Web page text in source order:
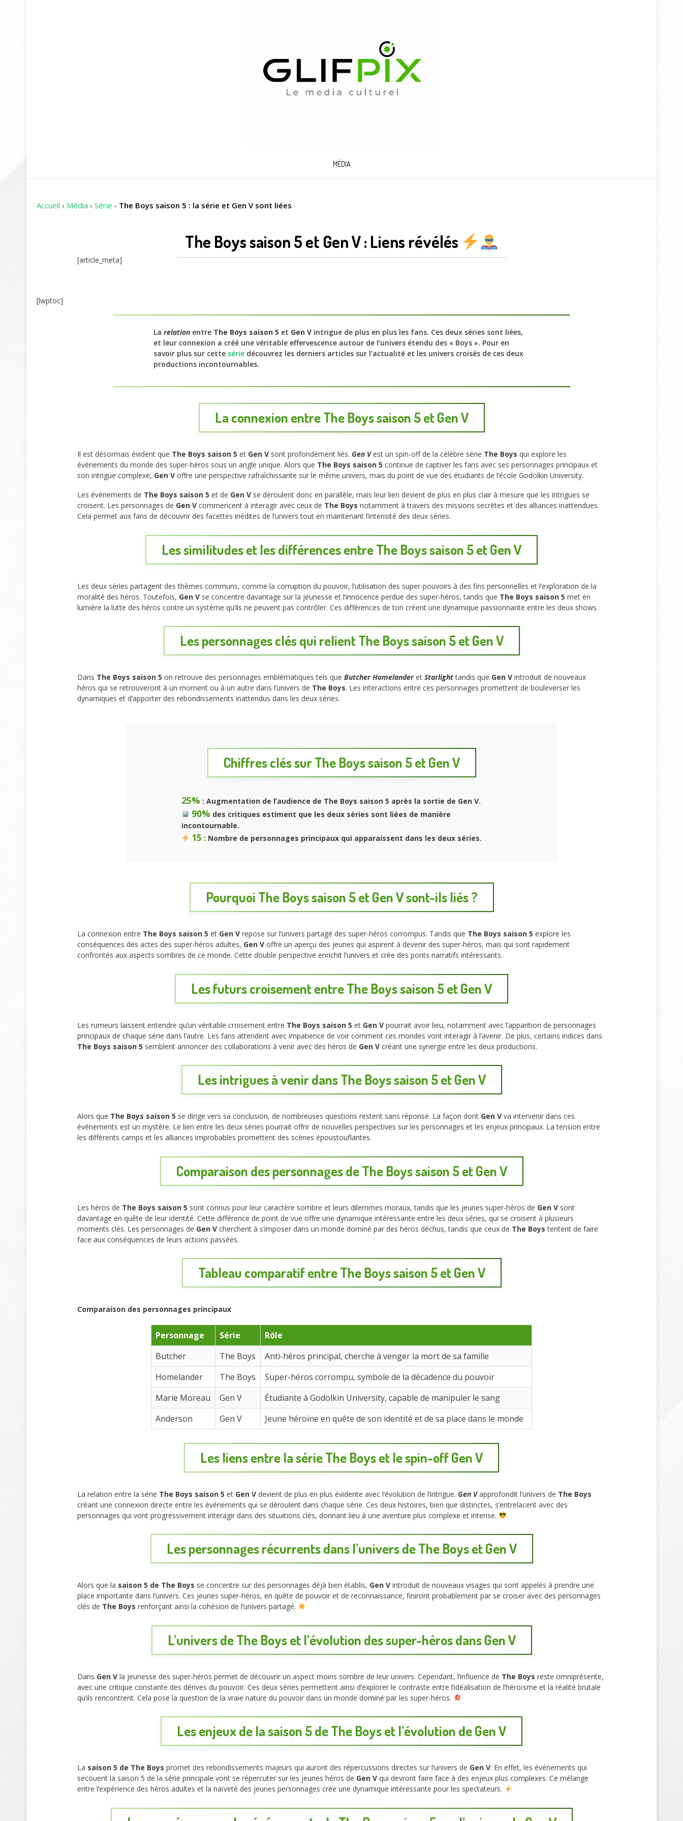
MÉDIA
Accueil › Média › Série › The Boys saison 5 : la série et Gen V sont liées
The Boys saison 5 et Gen V : Liens révélés
[article_meta]
[lwptoc]
La relation entre The Boys saison 5 et Gen V intrigue de plus en plus les fans. Ces deux séries sont liées,
et leur connexion a créé une véritable effervescence autour de l’univers étendu des « Boys ». Pour en
savoir plus sur cette série découvrez les derniers articles sur l’actualité et les univers croisés de ces deux
productions incontournables.
La connexion entre The Boys saison 5 et Gen V
Il est désormais évident que The Boys saison 5 et Gen V sont profondément liés. Gen Vest un spin-off de la célèbre série The Boys qui explore les
événements du monde des super-héros sous un angle unique. Alors que The Boys saison 5 continue de captiver les fans avec ses personnages principaux et
son intrigue complexe, Gen V offre une perspective rafraîchissante sur le même univers, mais du point de vue des étudiants de l’école Godolkin University.
Les événements de The Boys saison 5 et de Gen V se déroulent donc en parallèle, mais leur lien devient de plus en plus clair à mesure que les intrigues se
croisent. Les personnages de Gen V commencent à interagir avec ceux de The Boys notamment à travers des missions secrètes et des alliances inattendues.
Cela permet aux fans de découvrir des facettes inédites de l’univers tout en maintenant l’intensité des deux séries.
Les similitudes et les différences entre The Boys saison 5 et Gen V
Les deux séries partagent des thèmes communs, comme la corruption du pouvoir, l’utilisation des super-pouvoirs à des fins personnelles et l’exploration de la
moralité des héros. Toutefois, Gen V se concentre davantage sur la jeunesse et l’innocence perdue des super-héros, tandis que The Boys saison 5 met en
lumière la lutte des héros contre un système qu’ils ne peuvent pas contrôler. Ces différences de ton créent une dynamique passionnante entre les deux shows.
Les personnages clés qui relient The Boys saison 5 et Gen V
Dans The Boys saison 5 on retrouve des personnages emblématiques tels que Butcher Homelanderet Starlighttandis que Gen V introduit de nouveaux
héros qui se retrouveront à un moment ou à un autre dans l’univers de The Boys. Les interactions entre ces personnages promettent de bouleverser les
dynamiques et d’apporter des rebondissements inattendus dans les deux séries.
Chiffres clés sur The Boys saison 5 et Gen V
25% : Augmentation de l’audience de The Boys saison 5 après la sortie de Gen V.
90% des critiques estiment que les deux séries sont liées de manière
incontournable.
15 : Nombre de personnages principaux qui apparaissent dans les deux séries.
Pourquoi The Boys saison 5 et Gen V sont-ils liés ?
La connexion entre The Boys saison 5 et Gen V repose sur l’univers partagé des super-héros corrompus. Tandis que The Boys saison 5 explore les
conséquences des actes des super-héros adultes, Gen V offre un aperçu des jeunes qui aspirent à devenir des super-héros, mais qui sont rapidement
confrontés aux aspects sombres de ce monde. Cette double perspective enrichit l’univers et crée des ponts narratifs intéressants.
Les futurs croisement entre The Boys saison 5 et Gen V
Les rumeurs laissent entendre qu’un véritable croisement entre The Boys saison 5 et Gen V pourrait avoir lieu, notamment avec l’apparition de personnages
principaux de chaque série dans l’autre. Les fans attendent avec impatience de voir comment ces mondes vont interagir à l’avenir. De plus, certains indices dans
The Boys saison 5 semblent annoncer des collaborations à venir avec des héros de Gen V créant une synergie entre les deux productions.
Les intrigues à venir dans The Boys saison 5 et Gen V
Alors que The Boys saison 5 se dirige vers sa conclusion, de nombreuses questions restent sans réponse. La façon dont Gen V va intervenir dans ces
événements est un mystère. Le lien entre les deux séries pourrait offrir de nouvelles perspectives sur les personnages et les enjeux principaux. La tension entre
les différents camps et les alliances improbables promettent des scènes époustouflantes.
Comparaison des personnages de The Boys saison 5 et Gen V
Les héros de The Boys saison 5 sont connus pour leur caractère sombre et leurs dilemmes moraux, tandis que les jeunes super-héros de Gen V sont
davantage en quête de leur identité. Cette différence de point de vue offre une dynamique intéressante entre les deux séries, qui se croisent à plusieurs
moments clés. Les personnages de Gen V cherchent à s’imposer dans un monde dominé par des héros déchus, tandis que ceux de The Boys tentent de faire
face aux conséquences de leurs actions passées.
Tableau comparatif entre The Boys saison 5 et Gen V
Comparaison des personnages principaux
Personnage Série
Rôle
Butcher
The Boys
Anti-héros principal, cherche à venger la mort de sa famille
Homelander
The Boys
Super-héros corrompu, symbole de la décadence du pouvoir
Marie Moreau
Gen V
Étudiante à Godolkin University, capable de manipuler le sang
Anderson
Gen V Jeune héroïne en quête de son identité et de sa place dans le monde
Les liens entre la série The Boys et le spin-off Gen V
La relation entre la série The Boys saison 5 et Gen V devient de plus en plus évidente avec l’évolution de l’intrigue. Gen Vapprofondit l’univers de The Boys
créant une connexion directe entre les événements qui se déroulent dans chaque série. Ces deux histoires, bien que distinctes, s’entrelacent avec des
personnages qui vont progressivement interagir dans des situations clés, donnant lieu à une aventure plus complexe et intense.
Les personnages récurrents dans l’univers de The Boys et Gen V
Alors que la saison 5 de The Boys se concentre sur des personnages déjà bien établis, Gen V introduit de nouveaux visages qui sont appelés à prendre une
place importante dans l’univers. Ces jeunes super-héros, en quête de pouvoir et de reconnaissance, finiront probablement par se croiser avec des personnages
clés de The Boys renforçant ainsi la cohésion de l’univers partagé.
L’univers de The Boys et l’évolution des super-héros dans Gen V
Dans Gen V la jeunesse des super-héros permet de découvrir un aspect moins sombre de leur univers. Cependant, l’influence de The Boys reste omniprésente,
avec une critique constante des dérives du pouvoir. Ces deux séries permettent ainsi d’explorer le contraste entre l’idéalisation de l’héroïsme et la réalité brutale
qu’ils rencontrent. Cela pose la question de la vraie nature du pouvoir dans un monde dominé par les super-héros.
Les enjeux de la saison 5 de The Boys et l’évolution de Gen V
La saison 5 de The Boys promet des rebondissements majeurs qui auront des répercussions directes sur l’univers de Gen V. En effet, les événements qui
secouent la saison 5 de la série principale vont se répercuter sur les jeunes héros de Gen V qui devront faire face à des enjeux plus complexes. Ce mélange
entre l’expérience des héros adultes et la naïveté des jeunes personnages crée une dynamique intéressante pour les spectateurs.